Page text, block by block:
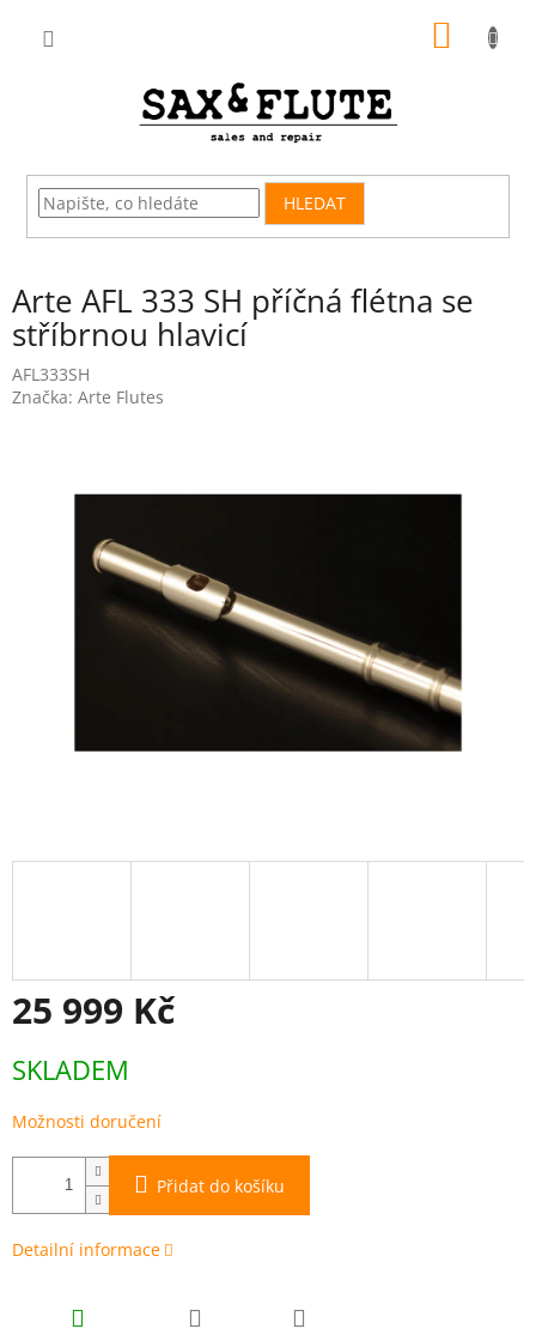
HLEDAT
Arte AFL 333 SH příčná flétna se
stříbrnou hlavicí
AFL333SH
Značka: Arte Flutes
25 999 Kč
cena:
SKLADEM
Možnosti doručení
Přidat do košíku
Detailní informace